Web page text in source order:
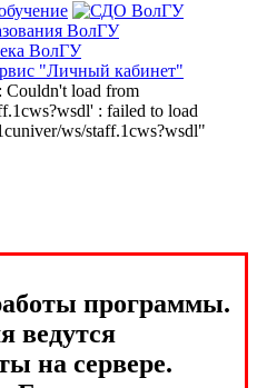
ВолГУ
ВолГУ
"Личный кабинет"
load from
: failed to load
ws/staff.1cws?wsdl"
программы.
ведутся
на сервере.